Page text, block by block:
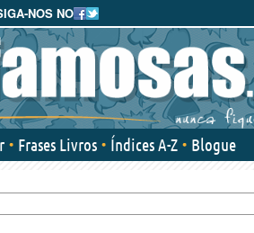
NOS NO
Frases Livros Índices A-Z Blogue